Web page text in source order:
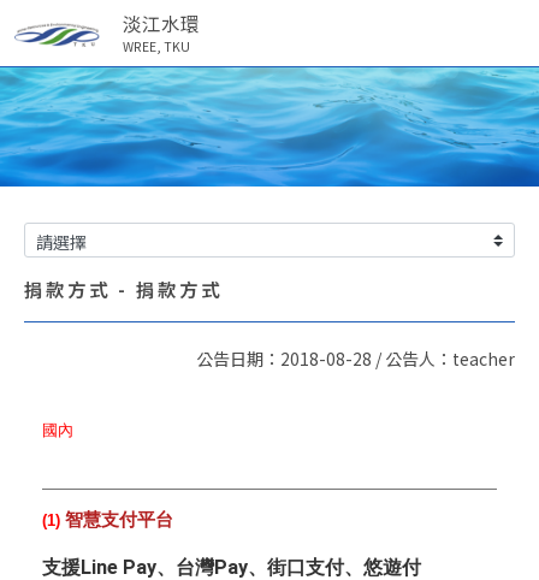
淡江水環
WREE, TKU
捐款方式 - 捐款方式
公告日期：2018-08-28 / 公告人：teacher
國內
(1) 智慧支付平台
支援Line Pay、台灣Pay、街口支付、悠遊付